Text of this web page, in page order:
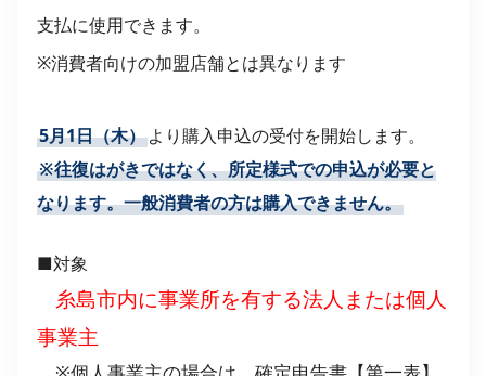
支払に使用できます。
※消費者向けの加盟店舗とは異なります
5月1日（木）より購入申込の受付を開始します。
※往復はがきではなく、所定様式での申込が必要と
なります。一般消費者の方は購入できません。
■対象
糸島市内に事業所を有する法人または個人
事業主